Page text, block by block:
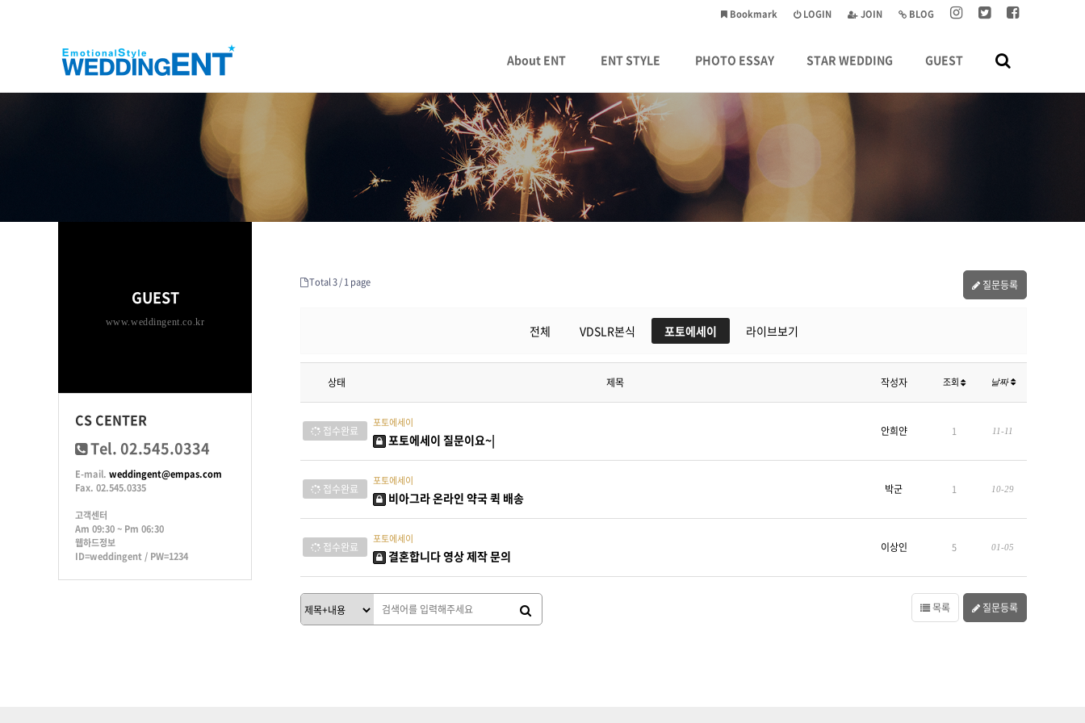
BLOG
JOIN
LOGIN
Bookmark
About ENT ENT STYLE PHOTO ESSAY STAR WEDDING GUEST
Total 3 /1 page 질문등록
전체 VDSLR본식 포토에세이 라이브보기
상태 제목 작성자 조회 날짜
접수완료
포토에세이
포토에세이 질문이요~|
안희얀 1 11-11
접수완료
포토에세이
비아그라 온라인 약국 퀵 배송
박군 1 10-29
접수완료
포토에세이
결혼합니다 영상 제작 문의
이상인 5 01-05
목록 질문등록
GUEST
www.weddingent.co.kr
CS CENTER
Tel. 02.545.0334
E-mail. weddingent@empas.com
Fax. 02.545.0335
고객센터
Am 09:30 ~ Pm 06:30
웹하드정보
ID=weddingent / PW=1234